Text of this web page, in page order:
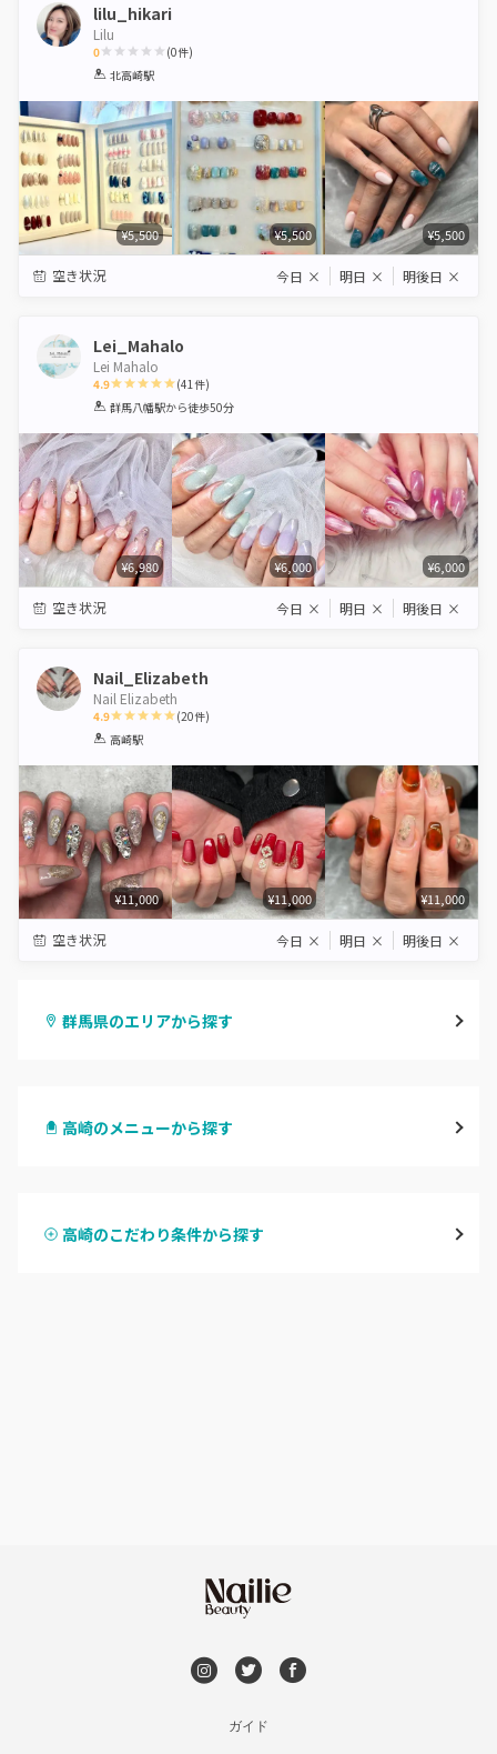
lilu_hikari
Lilu
0
1 2 3 4 5
(0件)
北高崎駅
¥5,500 ¥5,500 ¥5,500
空き状況 今日 × 明日 × 明後日 ×
Lei_Mahalo
Lei Mahalo
4.9
1 2 3 4 5
(41件)
群馬八幡駅から徒歩50分
¥6,980 ¥6,000 ¥6,000
空き状況 今日 × 明日 × 明後日 ×
Nail_Elizabeth
Nail Elizabeth
4.9
1 2 3
(20件)
高崎駅
¥11,000 ¥11,000 ¥11,000
空き状況 今日 × 明日 × 明後日 ×
群馬県のエリアから探す
前橋
高崎のメニューから探す
ハンドスカルプ
高崎のこだわり条件から探す
ガイド